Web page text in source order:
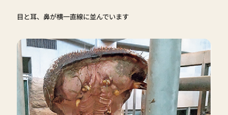
目と耳、鼻が横一直線に並んでいます